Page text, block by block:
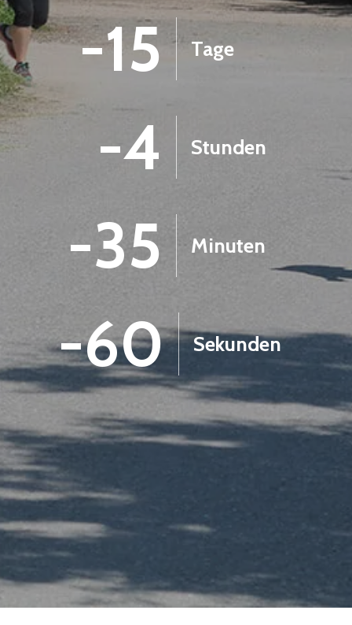
-15 Tage
-4 Stunden
-36 Minuten
-1 Sekunden